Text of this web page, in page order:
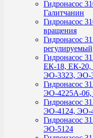
Гидронасос
Галитчанин
Гидронасос
вращения
Гидронасос
Гидронасос
ЕК-18, ЕК-20,
ЭО-3323, ЭО-
Гидронасос
ЭО-4225А-
Гидронасос
ЭО-4124, ЭО-
Гидронасос
ЭО-5124